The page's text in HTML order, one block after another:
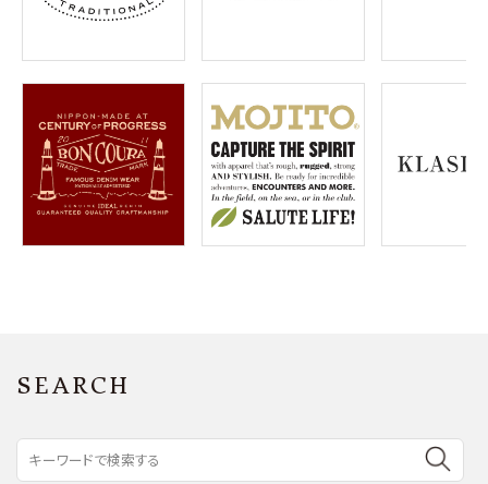
OFFICIAL WEB SITE
meeting_room ログイン 会員登録
SEARCH